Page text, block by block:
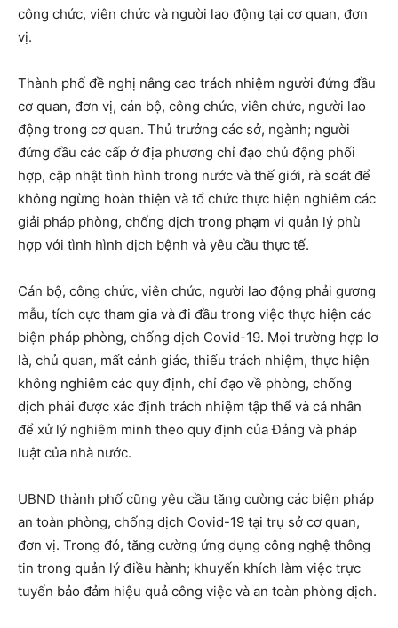
công chức, viên chức và người lao động tại cơ quan, đơn
vị.
Thành phố đề nghị nâng cao trách nhiệm người đứng đầu
cơ quan, đơn vị, cán bộ, công chức, viên chức, người lao
động trong cơ quan. Thủ trưởng các sở, ngành; người
đứng đầu các cấp ở địa phương chỉ đạo chủ động phối
hợp, cập nhật tình hình trong nước và thế giới, rà soát để
không ngừng hoàn thiện và tổ chức thực hiện nghiêm các
giải pháp phòng, chống dịch trong phạm vi quản lý phù
hợp với tình hình dịch bệnh và yêu cầu thực tế.
Cán bộ, công chức, viên chức, người lao động phải gương
mẫu, tích cực tham gia và đi đầu trong việc thực hiện các
biện pháp phòng, chống dịch Covid-19. Mọi trường hợp lơ
là, chủ quan, mất cảnh giác, thiếu trách nhiệm, thực hiện
không nghiêm các quy định, chỉ đạo về phòng, chống
dịch phải được xác định trách nhiệm tập thể và cá nhân
để xử lý nghiêm minh theo quy định của Đảng và pháp
luật của nhà nước.
UBND thành phố cũng yêu cầu tăng cường các biện pháp
an toàn phòng, chống dịch Covid-19 tại trụ sở cơ quan,
đơn vị. Trong đó, tăng cường ứng dụng công nghệ thông
tin trong quản lý điều hành; khuyến khích làm việc trực
tuyến bảo đảm hiệu quả công việc và an toàn phòng dịch.